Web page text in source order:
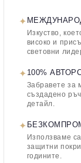
✦
Изкуство,
високо и
световни
✦ 100%
Забравете за
създадено
детайл.
✦
Използваме
защитни
годините.